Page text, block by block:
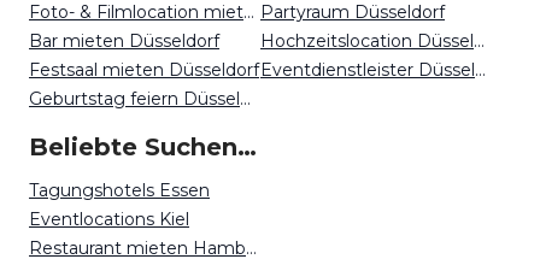
Foto- & Filmlocation mieten Düsseldorf
Bar mieten Düsseldorf
Festsaal mieten Düsseldorf
Geburtstag feiern Düsseldorf
Partyraum Düsseldorf
Hochzeitslocation Düsseldorf
Eventdienstleister Düsseldorf
Beliebte Suchen auf Event Inc
Tagungshotels Essen
Eventlocations Kiel
Restaurant mieten Hamburg